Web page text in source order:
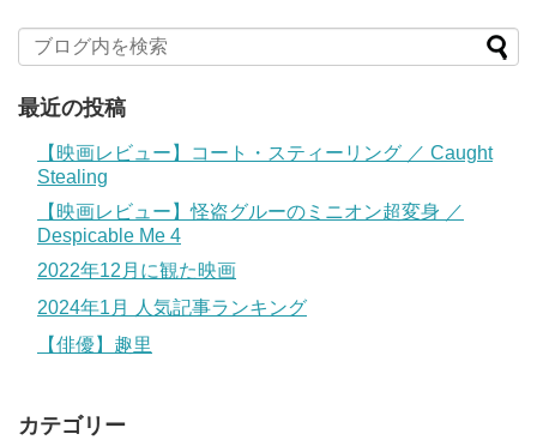
最近の投稿
【映画レビュー】コート・スティーリング ／ Caught
Stealing
【映画レビュー】怪盗グルーのミニオン超変身 ／
Despicable Me 4
2022年12月に観た映画
2024年1月 人気記事ランキング
【俳優】趣里
カテゴリー